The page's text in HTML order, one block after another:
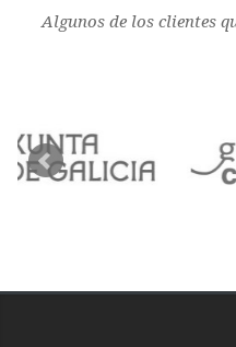
Algunos de los clientes